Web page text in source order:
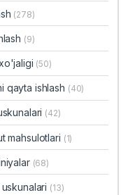
(278)
(9)
(50)
qayta ishlash (40)
(42)
mahsulotlari (1)
(68)
(13)